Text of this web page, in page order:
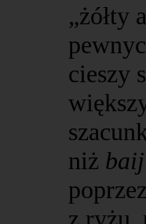
„żółty
cieszy
niż